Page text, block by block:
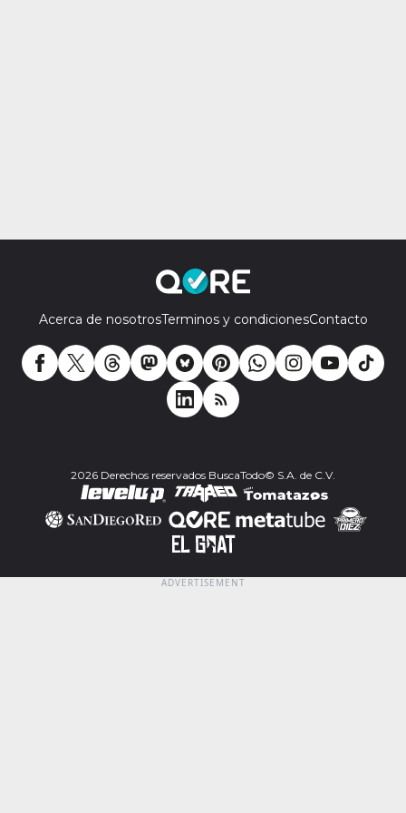
Acerca de nosotrosTerminos y condicionesContacto
2026 Derechos reservados BuscaTodo© S.A. de C.V.